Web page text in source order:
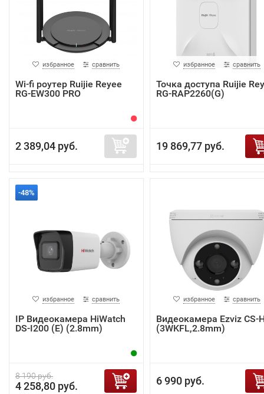
избранное сравнить
Wi-fi роутер Ruijie Reyee
RG-EW300 PRO
2 389,04 руб.
избранное сравнить
Точка доступа Ruijie
RG-RAP2260(G)
19 869,77 руб.
-48%
избранное сравнить
IP Видеокамера HiWatch
DS-I200 (E) (2.8mm)
8 190 руб.
4 258,80 руб.
избранное сравнить
Видеокамера Ezviz CS-
(3WKFL,2.8mm)
6 990 руб.